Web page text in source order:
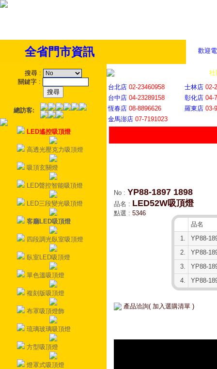
歡迎
全省門市資訊
搜尋 :
關鍵字 :
總訪客:
LED遙控吸頂燈
高透光壓克力吸頂燈
吸頂玄關燈
LED聲控智能吸頂燈
LED三段變光吸頂燈
客廳LED吸頂燈
四段調光臥室吸頂燈
臥室LED吸頂燈
單色溫吸頂燈
複刻版吸頂燈
布罩吸頂燈飾
琉璃玻璃吸頂燈
方型吸頂燈
燈罩式吸頂燈
社
台北店 02-23460958 士林店 02-
台中店 04-23289158 彰化店 04-
恆春店 08-8896626 羅東店 03-
金馬澎店 07-7191023
No: YP88-1897 1898
品名 : LED52W吸頂燈
點選 : 5346
品名
1.
YP88-
2.
YP88-
3.
YP88-
4.
YP88-
產品洽詢( 加入選購清單 )